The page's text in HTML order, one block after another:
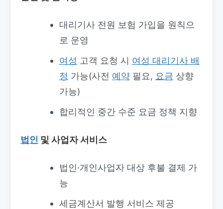
대리기사 전원 보험 가입을 원칙으
로 운영
여성 고객 요청 시 여성 대리기사 배
정 가능(사전 예약필요, 요금 상향
가능)
합리적인 중간 수준 요금 정책 지향
법인 및 사업자 서비스
법인·개인사업자 대상 후불 결제 가
능
세금계산서 발행 서비스 제공